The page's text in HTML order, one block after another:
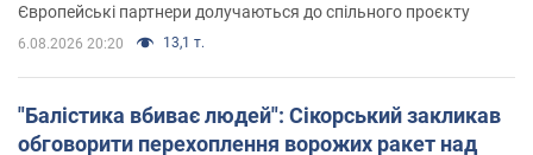
Європейські партнери долучаються до спільного проєкту
6.08.2026 20:20 13,1 т.
"Балістика вбиває людей": Сікорський закликав
обговорити перехоплення ворожих ракет над